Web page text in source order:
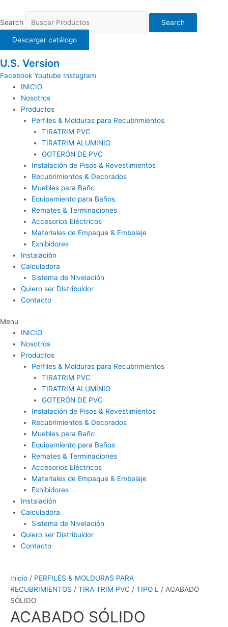
contenido
Search Search
Descargar catálogo
U.S. Version
Facebook Youtube Instagram
INICIO
Nosotros
Productos
Perfiles & Molduras para Recubrimientos
TIRATRIM PVC
TIRATRIM ALUMINIO
GOTERÓN DE PVC
Instalación de Pisos & Revestimientos
Recubrimientos & Decorados
Muebles para Baño
Equipamiento para Baños
Remates & Terminaciones
Accesorios Eléctricos
Materiales de Empaque & Embalaje
Exhibidores
Instalación
Calculadora
Sistema de Nivelación
Quiero ser Distribuidor
Contacto
Menu
INICIO
Nosotros
Productos
Perfiles & Molduras para Recubrimientos
TIRATRIM PVC
TIRATRIM ALUMINIO
GOTERÓN DE PVC
Instalación de Pisos & Revestimientos
Recubrimientos & Decorados
Muebles para Baño
Equipamiento para Baños
Remates & Terminaciones
Accesorios Eléctricos
Materiales de Empaque & Embalaje
Exhibidores
Instalación
Calculadora
Sistema de Nivelación
Quiero ser Distribuidor
Contacto
Inicio / PERFILES & MOLDURAS PARA
RECUBRIMIENTOS / TIRA TRIM PVC / TIPO L
/ ACABADO
SÓLIDO
ACABADO SÓLIDO